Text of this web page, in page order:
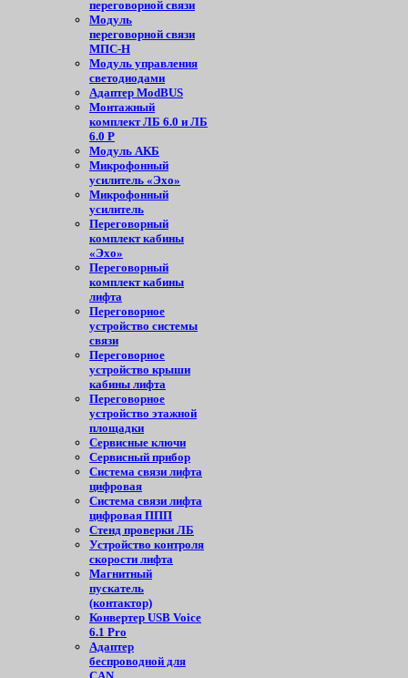
переговорной связи
Модуль
переговорной связи
МПС-Н
Модуль управления
светодиодами
Адаптер ModBUS
Монтажный
комплект ЛБ 6.0 и ЛБ
6.0 Р
Модуль АКБ
Микрофонный
усилитель «Эхо»
Микрофонный
усилитель
Переговорный
комплект кабины
«Эхо»
Переговорный
комплект кабины
лифта
Переговорное
устройство системы
связи
Переговорное
устройство крыши
кабины лифта
Переговорное
устройство этажной
площадки
Сервисные ключи
Сервисный прибор
Система связи лифта
цифровая
Система связи лифта
цифровая ППП
Стенд проверки ЛБ
Устройство контроля
скорости лифта
Магнитный
пускатель
(контактор)
Конвертер USB Voice
6.1 Pro
Адаптер
беспроводной для